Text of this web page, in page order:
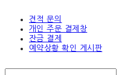
견적 문의
개인 주문 결제창
잔금 결제
예약상황 확인 게시판